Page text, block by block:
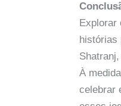
Explorar
histórias
À
celebrar